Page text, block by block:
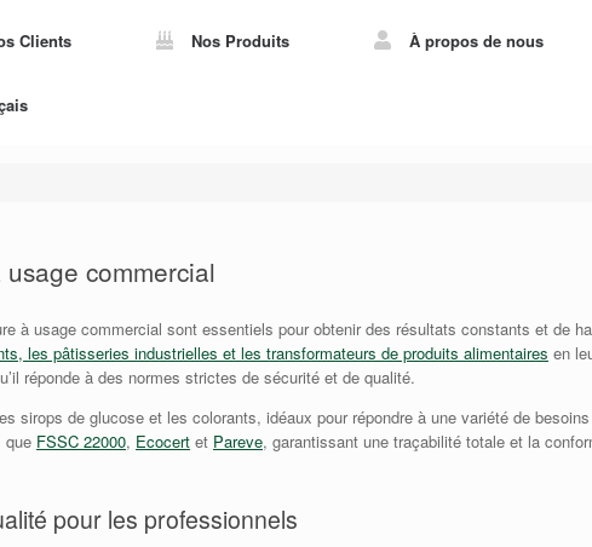
Clients Nos Produits À propos de nous
commercial
à usage commercial sont essentiels pour obtenir des résultats constants et de
les pâtisseries industrielles et les transformateurs de produits alimentaires en
réponde à des normes strictes de sécurité et de qualité.
sirops de glucose et les colorants, idéaux pour répondre à une variété de
que FSSC 22000, Ecocert et Pareve, garantissant une traçabilité totale et la
pour les professionnels